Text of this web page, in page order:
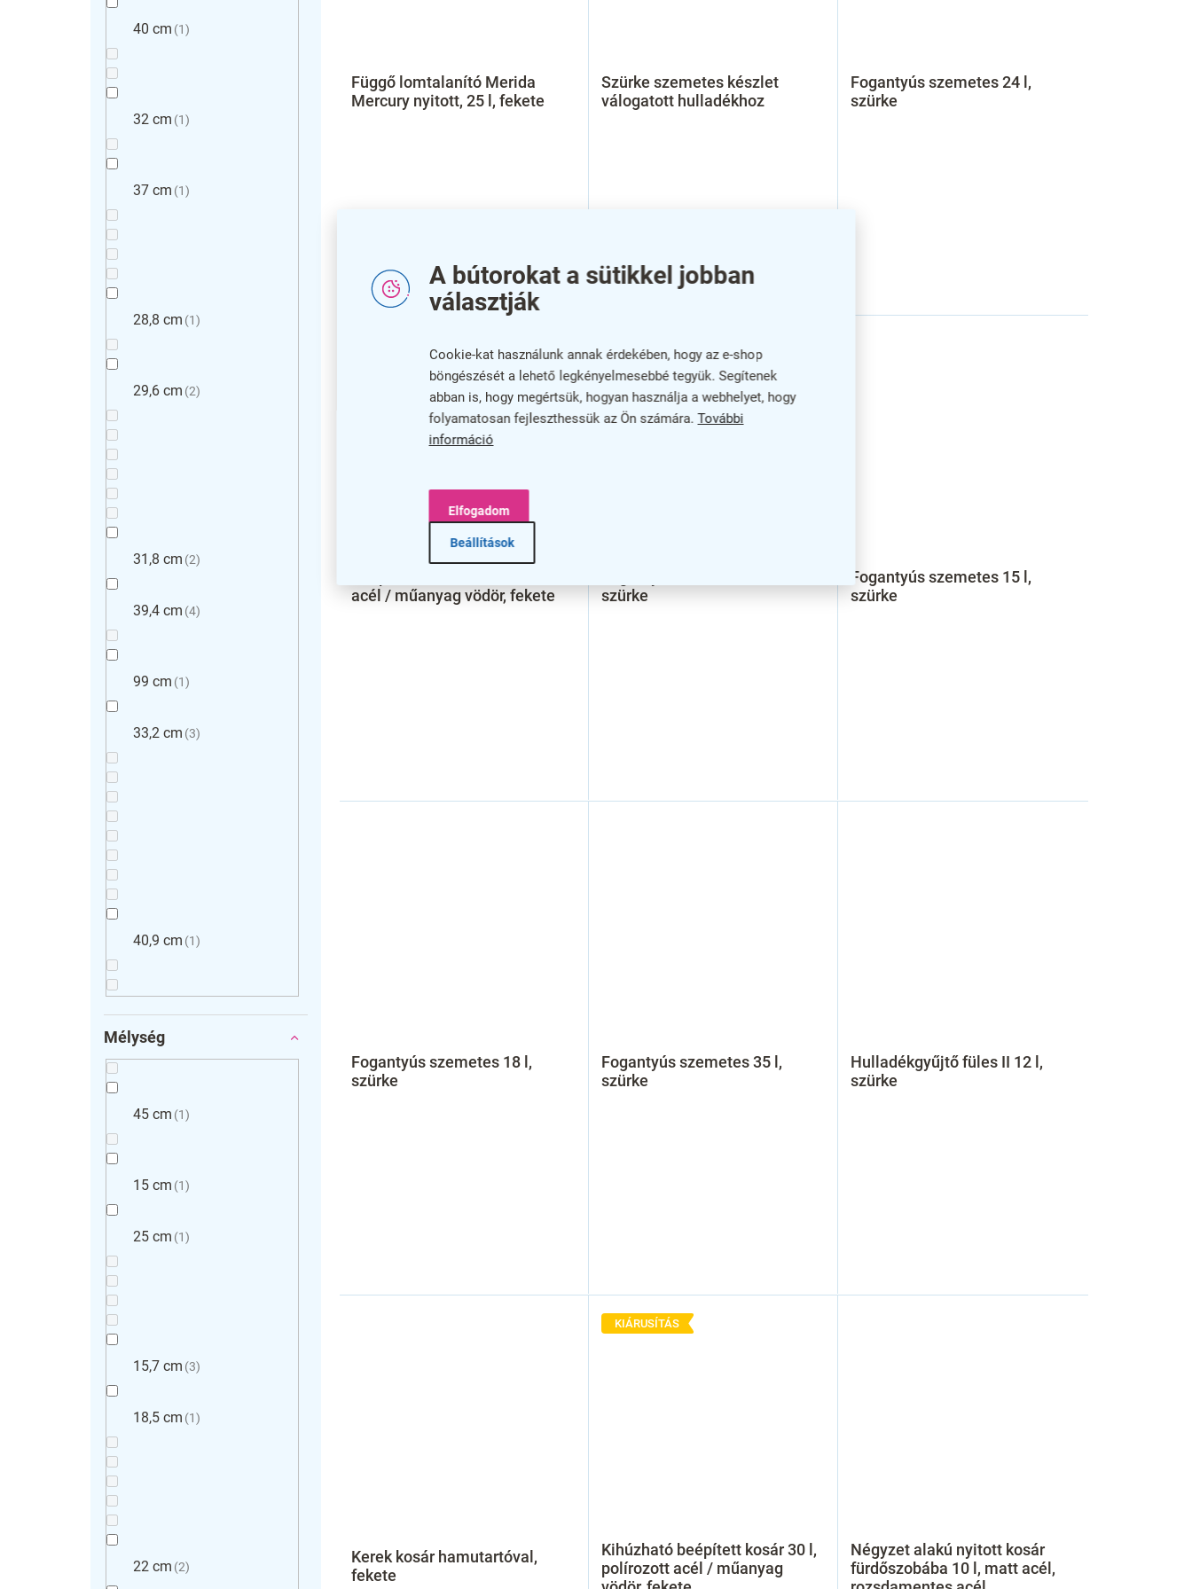
A bútorokat a sütikkel jobban
választják
Cookie-kat használunk annak érdekében, hogy az e-shop
böngészését a lehető legkényelmesebbé tegyük. Segítenek
abban is, hogy megértsük, hogyan használja a webhelyet, hogy
folyamatosan fejleszthessük az Ön számára.További
információ
Beállítások
Elfogadom
40 cm 1
32 cm 1
37 cm 1
28,8 cm 1
29,6 cm 2
31,8 cm 2
39,4 cm 4
99 cm 1
33,2 cm 3
40,9 cm 1
Mélység
45 cm 1
15 cm 1
25 cm 1
15,7 cm 3
18,5 cm 1
22 cm 2
Függő lomtalanító Merida
Mercury nyitott, 25 l, fekete
Szürke szemetes készlet
válogatott hulladékhoz
Fogantyús szemetes 24 l,
szürke
acél / műanyag vödör, fekete
szürke
Fogantyús szemetes 15 l,
szürke
Fogantyús szemetes 18 l,
szürke
Fogantyús szemetes 35 l,
szürke
Hulladékgyűjtő füles II 12 l,
szürke
Kerek kosár hamutartóval,
fekete
KIÁRUSÍTÁS
Kihúzható beépített kosár 30 l,
polírozott acél / műanyag
Négyzet alakú nyitott kosár
fürdőszobába 10 l, matt acél,